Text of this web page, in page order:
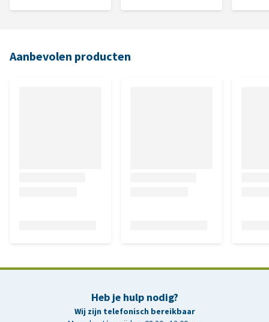
Aanbevolen producten
Heb je hulp nodig?
Wij zijn telefonisch bereikbaar